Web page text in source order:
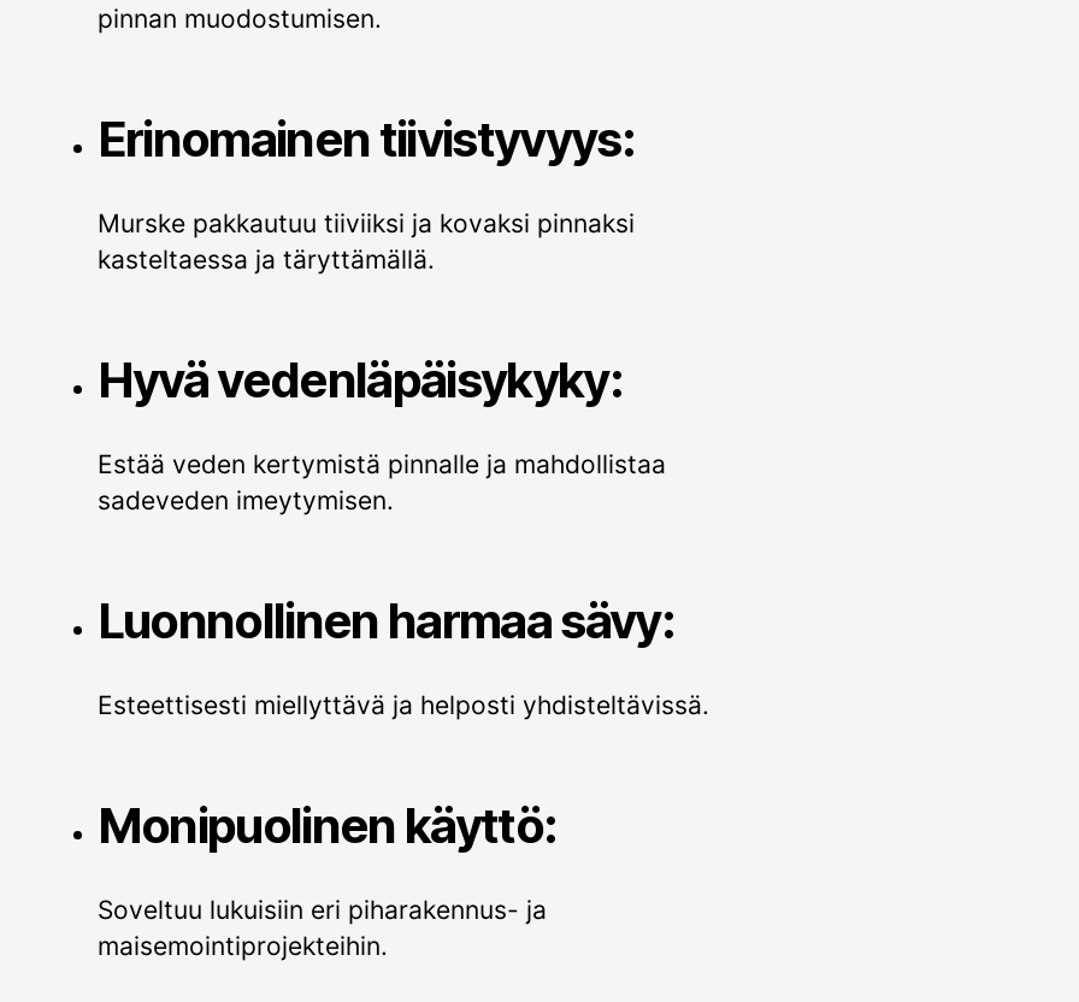
pinnan muodostumisen.
Erinomainen tiivistyvyys:
Murske pakkautuu tiiviiksi ja kovaksi pinnaksi
kasteltaessa ja täryttämällä.
Hyvä vedenläpäisykyky:
Estää veden kertymistä pinnalle ja mahdollistaa
sadeveden imeytymisen.
Luonnollinen harmaa sävy:
Esteettisesti miellyttävä ja helposti yhdisteltävissä.
Monipuolinen käyttö:
Soveltuu lukuisiin eri piharakennus- ja
maisemointiprojekteihin.